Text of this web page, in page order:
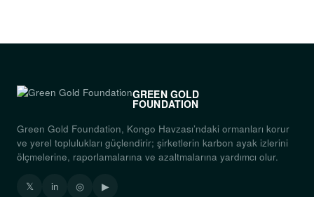
GREEN GOLD
FOUNDATION
Green Gold Foundation, Kongo Havzası’ndaki ormanları korur
ve yerel toplulukları güçlendirir; şirketlerin karbon ayak izlerini
ölçmelerine, raporlamalarına ve azaltmalarına yardımcı olur.
𝕏 in ◎ ▶